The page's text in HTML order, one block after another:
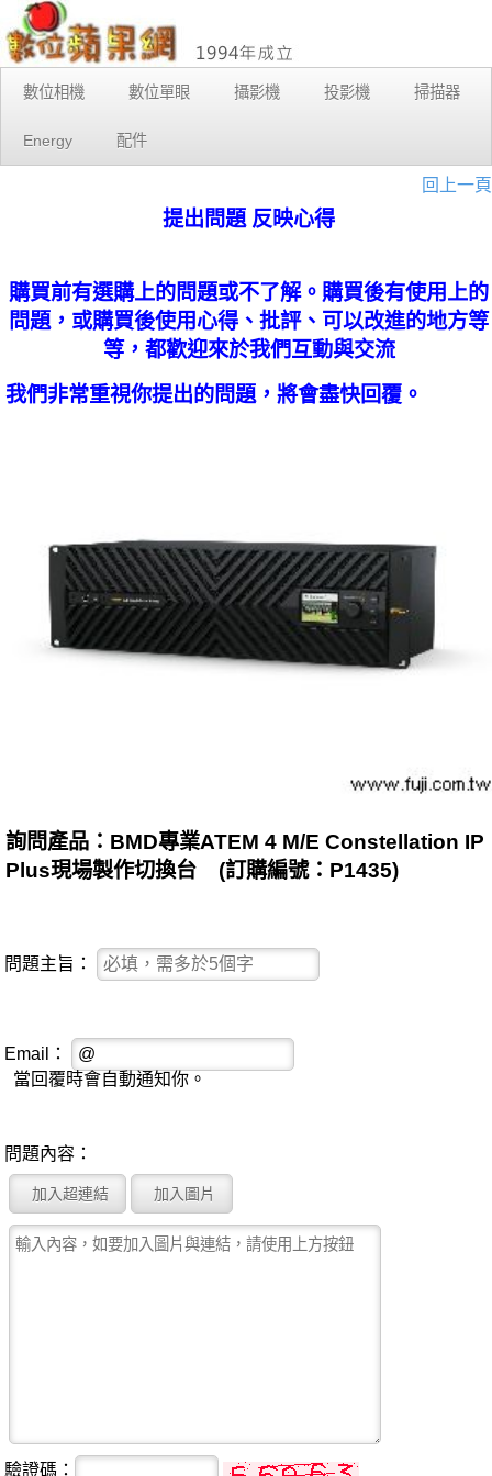
數位相機 數位單眼 攝影機 投影機 掃描器
Energy 配件
回上一頁
提出問題 反映心得
購買前有選購上的問題或不了解。購買後有使用上的
問題，或購買後使用心得、批評、可以改進的地方等
等，都歡迎來於我們互動與交流
我們非常重視你提出的問題，將會盡快回覆。
詢問產品：BMD專業ATEM 4 M/E Constellation IP
Plus現場製作切換台 (訂購編號：P1435)
問題主旨：
Email：
當回覆時會自動通知你。
問題內容：
驗證碼：